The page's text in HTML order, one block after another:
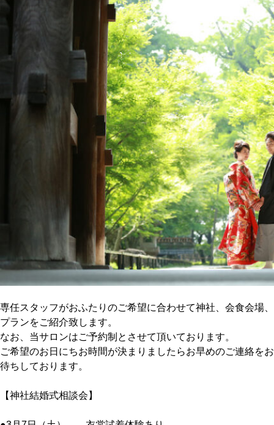
専任スタッフがおふたりのご希望に合わせて神社、会食会場、
プランをご紹介致します。
なお、当サロンはご予約制とさせて頂いております。
ご希望のお日にちお時間が決まりましたらお早めのご連絡をお
待ちしております。
【神社結婚式相談会】